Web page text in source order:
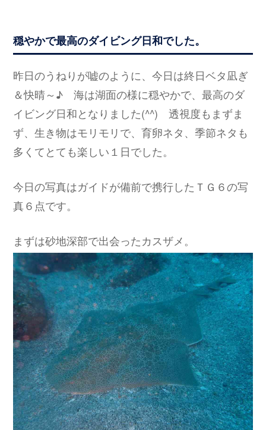
穏やかで最高のダイビング日和でした。
昨日のうねりが嘘のように、今日は終日ベタ凪ぎ
＆快晴～♪ 海は湖面の様に穏やかで、最高のダ
イビング日和となりました(^^) 透視度もまずま
ず、生き物はモリモリで、育卵ネタ、季節ネタも
多くてとても楽しい１日でした。
今日の写真はガイドが備前で携行したＴＧ６の写
真６点です。
まずは砂地深部で出会ったカスザメ。